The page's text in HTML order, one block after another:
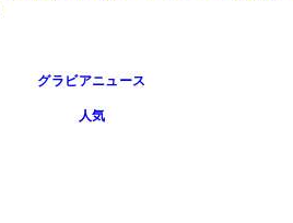
グラビアニュース
人気